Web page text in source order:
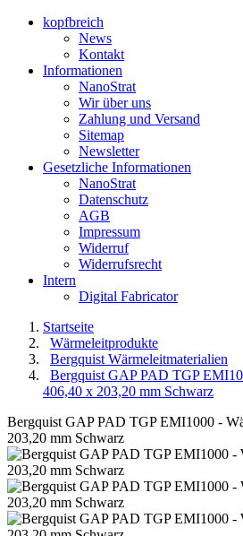
kopfbreich
News
Kontakt
Informationen
NanoStrat
Wir über uns
Zahlung und Versand
Sitemap
Newsletter
Gesetzliche Informationen
NanoStrat
Datenschutz
AGB
Impressum
Widerruf
Widerrufsrecht
Intern
Digital Fabricator
Startseite
Wärmeleitprodukte
Bergquist Wärmeleitmaterialien
Bergquist GAP PAD TGP
406,40 x 203,20 mm Schwarz
Bergquist GAP PAD TGP EMI1000 -
203,20 mm Schwarz